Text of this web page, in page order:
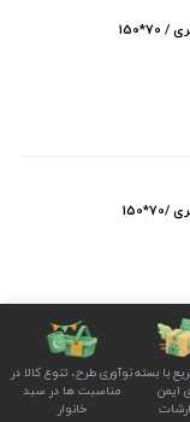
با بسته
ایمن
نوآوری طرح، تنوع کالا در
مناسبت ها در سبد
خانوار